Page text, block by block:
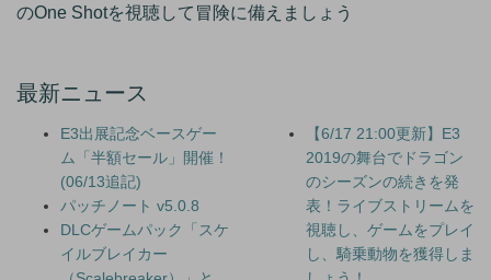
のOne Shotを視聴して冒険に備えましょう
最新ニュース
E3出展記念ベースゲー
ム「半額セール」開催！
(06/13追記)
パッチノート v5.0.8
DLCゲームパック「スケ
イルブレイカー
【6/17 21:00更新】E3
2019の舞台でドラゴン
のシーズンの続きを発
表！ライブストリームを
視聴し、ゲームをプレイ
し、騎乗動物を獲得しま